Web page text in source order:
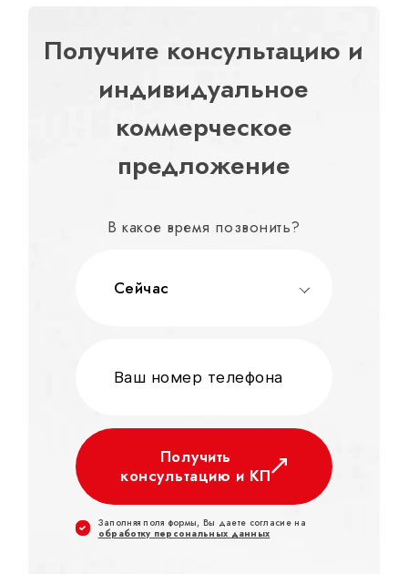
Получите консультацию и
индивидуальное
коммерческое
предложение
В какое время позвонить?
Сейчас
Получить
консультацию и КП
Заполняя поля формы, Вы даете согласие на
обработку персональных данных